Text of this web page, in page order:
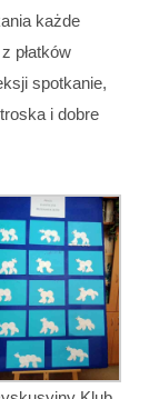
każde
płatków
spotkanie,
i dobre